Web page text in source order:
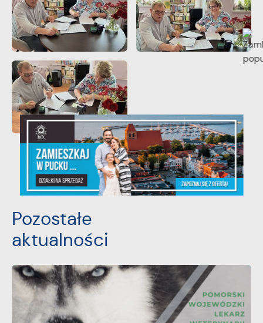
POWRÓT UDOSTĘPNIJ
POPRZEDNI NASTĘPNY
Pozostałe
aktualności